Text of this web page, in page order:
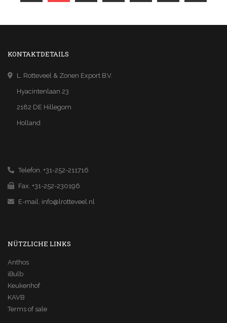
KONTAKTDETAILS
L. Rotteveel & Zonen Export B.V.
Hyacintenlaan 23
2182 DE Hillegom
Holland
Telefon. +31-252-211716
Fax. +31-252-230196
E-mail. info@lrotteveel.nl
NÜTZLICHE LINKS
Anthos
iBulb
Keukenhof
KAVB
Terms of sale